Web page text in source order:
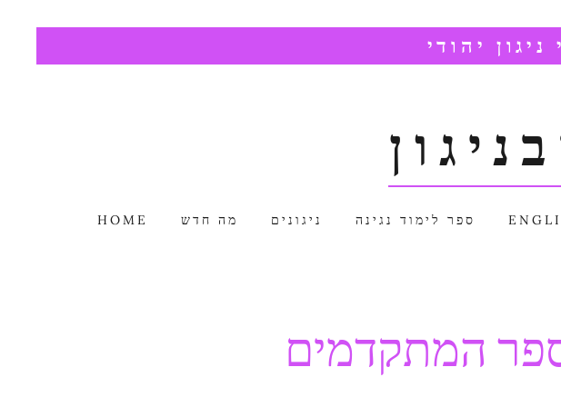
יהודי
HOME מה חדש ניגונים ספר לימוד נגינה
המתקדמים